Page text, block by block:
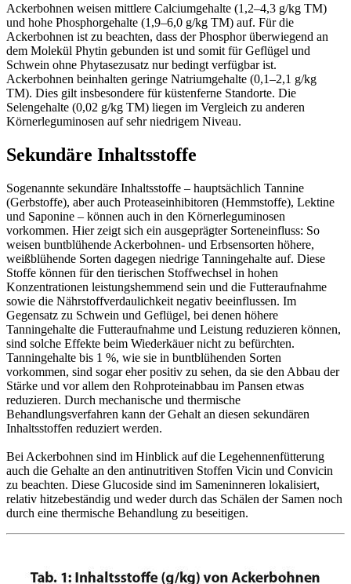
Ackerbohnen weisen mittlere Calciumgehalte (1,2–4,3 g/kg TM)
und hohe Phosphorgehalte (1,9–6,0 g/kg TM) auf. Für die
Ackerbohnen ist zu beachten, dass der Phosphor überwiegend an
dem Molekül Phytin gebunden ist und somit für Geflügel und
Schwein ohne Phytasezusatz nur bedingt verfügbar ist.
Ackerbohnen beinhalten geringe Natriumgehalte (0,1–2,1 g/kg
TM). Dies gilt insbesondere für küstenferne Standorte. Die
Selengehalte (0,02 g/kg TM) liegen im Vergleich zu anderen
Körnerleguminosen auf sehr niedrigem Niveau.
Sekundäre Inhaltsstoffe
Sogenannte sekundäre Inhaltsstoffe – hauptsächlich Tannine
(Gerbstoffe), aber auch Proteaseinhibitoren (Hemmstoffe), Lektine
und Saponine – können auch in den Körnerleguminosen
vorkommen. Hier zeigt sich ein ausgeprägter Sorteneinfluss: So
weisen buntblühende Ackerbohnen- und Erbsensorten höhere,
weißblühende Sorten dagegen niedrige Tanningehalte auf. Diese
Stoffe können für den tierischen Stoffwechsel in hohen
Konzentrationen leistungshemmend sein und die Futteraufnahme
sowie die Nährstoffverdaulichkeit negativ beeinflussen. Im
Gegensatz zu Schwein und Geflügel, bei denen höhere
Tanningehalte die Futteraufnahme und Leistung reduzieren können,
sind solche Effekte beim Wiederkäuer nicht zu befürchten.
Tanningehalte bis 1 %, wie sie in buntblühenden Sorten
vorkommen, sind sogar eher positiv zu sehen, da sie den Abbau der
Stärke und vor allem den Rohproteinabbau im Pansen etwas
reduzieren. Durch mechanische und thermische
Behandlungsverfahren kann der Gehalt an diesen sekundären
Inhaltsstoffen reduziert werden.
Bei Ackerbohnen sind im Hinblick auf die Legehennenfütterung
auch die Gehalte an den antinutritiven Stoffen Vicin und Convicin
zu beachten. Diese Glucoside sind im Sameninneren lokalisiert,
relativ hitzebeständig und weder durch das Schälen der Samen noch
durch eine thermische Behandlung zu beseitigen.